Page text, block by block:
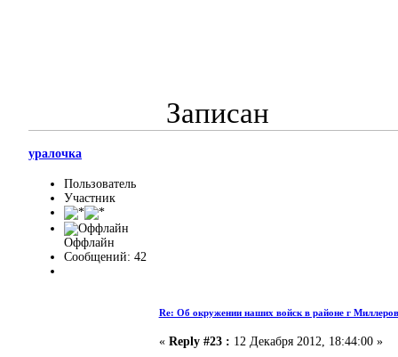
Записан
уралочка
Пользователь
Участник
Оффлайн
Сообщений: 42
Re: Об окружении наших войск в районе г
« Reply #23 : 12 Декабря 2012, 18:44:00 »